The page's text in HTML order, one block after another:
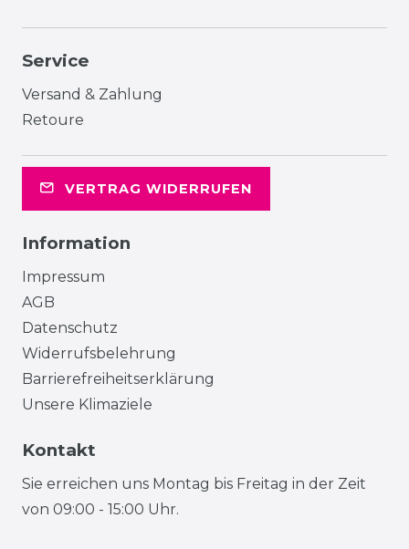
Service
Versand & Zahlung
Retoure
VERTRAG WIDERRUFEN
Information
Impressum
AGB
Datenschutz
Widerrufsbelehrung
Barrierefreiheitserklärung
Unsere Klimaziele
Kontakt
Sie erreichen uns Montag bis Freitag in der Zeit
von 09:00 - 15:00 Uhr.